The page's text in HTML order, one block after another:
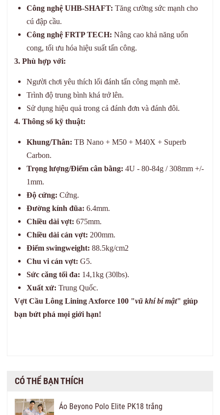
Công nghệ UHB-SHAFT: Tăng cường sức mạnh cho
cú đập cầu.
Công nghệ FRTP TECH: Nâng cao khả năng uốn
cong, tối ưu hóa hiệu suất tấn công.
3. Phù hợp với:
Người chơi yêu thích lối đánh tấn công mạnh mẽ.
Trình độ trung bình khá trở lên.
Sử dụng hiệu quả trong cả đánh đơn và đánh đôi.
4. Thông số kỹ thuật:
Khung/Thân: TB Nano + M50 + M40X + Superb
Carbon.
Trọng lượng/Điểm cân bằng: 4U - 80-84g / 308mm +/-
1mm.
Độ cứng: Cứng.
Đường kính đũa: 6.4mm.
Chiều dài vợt: 675mm.
Chiều dài cán vợt: 200mm.
Điểm swingweight: 88.5kg/cm2
Chu vi cán vợt: G5.
Sức căng tối đa: 14,1kg (30lbs).
Xuất xứ: Trung Quốc.
Vợt Cầu Lông Lining Axforce 100 "vũ khí bí mật" giúp
bạn bứt phá mọi giới hạn!
CÓ THỂ BẠN THÍCH
Áo Beyono Polo Elite PK18 trắng